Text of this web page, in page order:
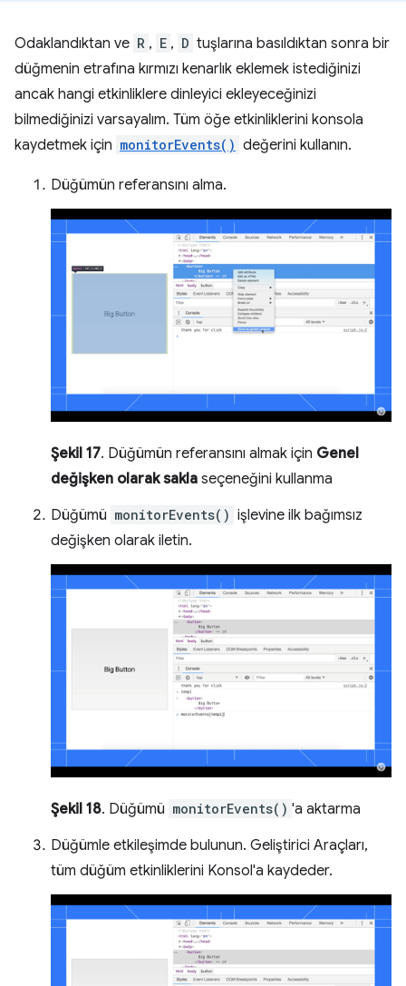
Odaklandıktan ve R , E , D tuşlarına basıldıktan sonra bir
düğmenin etrafına kırmızı kenarlık eklemek istediğinizi
ancak hangi etkinliklere dinleyici ekleyeceğinizi
bilmediğinizi varsayalım. Tüm öğe etkinliklerini konsola
kaydetmek için monitorEvents() değerini kullanın.
Düğümün referansını alma.
Şekil 17. Düğümün referansını almak için Genel
değişken olarak sakla seçeneğini kullanma
Düğümü monitorEvents() işlevine ilk bağımsız
değişken olarak iletin.
Şekil 18. Düğümü monitorEvents() 'a aktarma
Düğümle etkileşimde bulunun. Geliştirici Araçları,
tüm düğüm etkinliklerini Konsol'a kaydeder.